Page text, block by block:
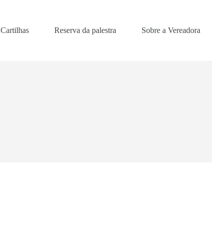
Cartilhas Reserva da palestra Sobre a Vereadora